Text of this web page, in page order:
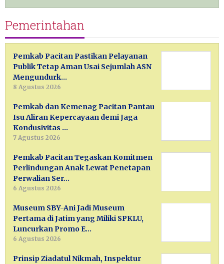
Pemerintahan
Pemkab Pacitan Pastikan Pelayanan
Publik Tetap Aman Usai Sejumlah ASN
Mengundurk…
8 Agustus 2026
Pemkab dan Kemenag Pacitan Pantau
Isu Aliran Kepercayaan demi Jaga
Kondusivitas …
7 Agustus 2026
Pemkab Pacitan Tegaskan Komitmen
Perlindungan Anak Lewat Penetapan
Perwalian Ser…
6 Agustus 2026
Museum SBY-Ani Jadi Museum
Pertama di Jatim yang Miliki SPKLU,
Luncurkan Promo E…
6 Agustus 2026
Prinsip Ziadatul Nikmah, Inspektur